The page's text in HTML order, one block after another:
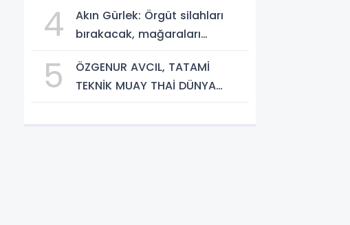
4
Akın Gürlek: Örgüt silahları
bırakacak, mağaraları
5
ÖZGENUR AVCIL, TATAMİ
TEKNİK MUAY THAİ DÜNYA